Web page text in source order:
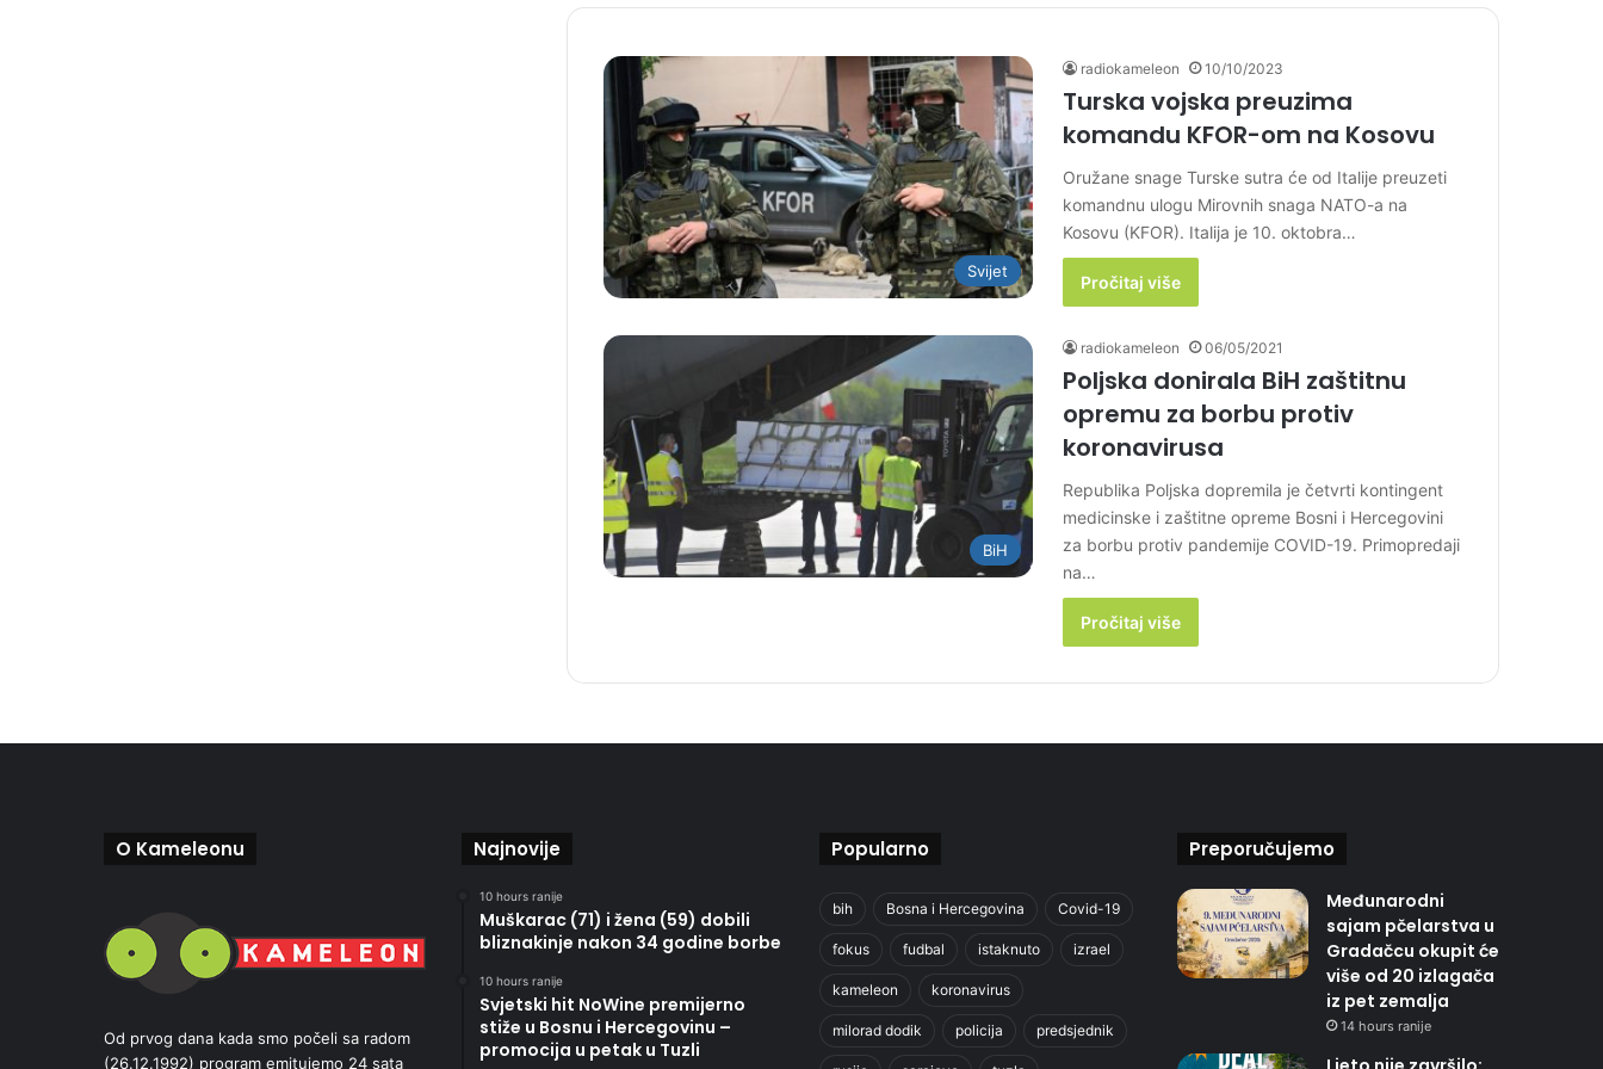
Svijet
radiokameleon 10/10/2023
Turska vojska preuzima
komandu KFOR-om na Kosovu
Oružane snage Turske sutra će od Italije preuzeti
komandnu ulogu Mirovnih snaga NATO-a na
Kosovu (KFOR). Italija je 10. oktobra…
Pročitaj više
BiH
radiokameleon 06/05/2021
Poljska donirala BiH zaštitnu
opremu za borbu protiv
koronavirusa
Republika Poljska dopremila je četvrti kontingent
medicinske i zaštitne opreme Bosni i Hercegovini
za borbu protiv pandemije COVID-19. Primopredaji
na…
Pročitaj više
O Kameleonu
Od prvog dana kada smo počeli sa radom
(26.12.1992) program emitujemo 24 sata
Najnovije
10 hours ranije
Muškarac (71) i žena (59) dobili
bliznakinje nakon 34 godine borbe
10 hours ranije
Svjetski hit NoWine premijerno
stiže u Bosnu i Hercegovinu –
promocija u petak u Tuzli
Popularno
bih Bosna i Hercegovina Covid-19
fokus fudbal istaknuto izrael
kameleon koronavirus
milorad dodik policija predsjednik
Preporučujemo
Međunarodni
sajam pčelarstva u
Gradačcu okupit će
više od 20 izlagača
iz pet zemalja
14 hours ranije